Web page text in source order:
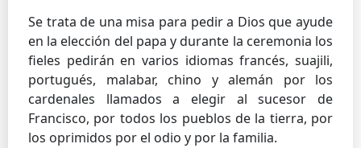
Se trata de una misa para pedir a Dios que ayude
en la elección del papa y durante la ceremonia los
fieles pedirán en varios idiomas francés, suajili,
portugués, malabar, chino y alemán por los
cardenales llamados a elegir al sucesor de
Francisco, por todos los pueblos de la tierra, por
los oprimidos por el odio y por la familia.